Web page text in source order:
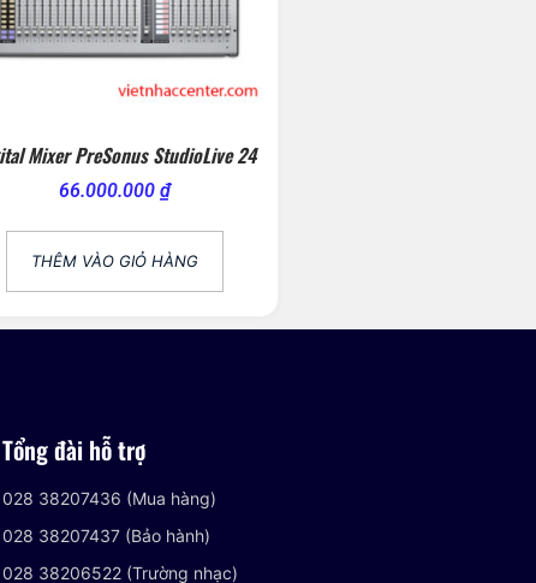
Mixer PreSonus StudioLive 24
66.000.000₫
THÊM VÀO GIỎ HÀNG
Tổng đài hỗ trợ
028 38207436 (Mua hàng)
028 38207437 (Bảo hành)
028 38206522 (Trường nhạc)